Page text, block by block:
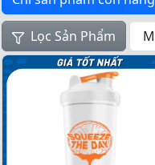
Lọc Sản Phẩm